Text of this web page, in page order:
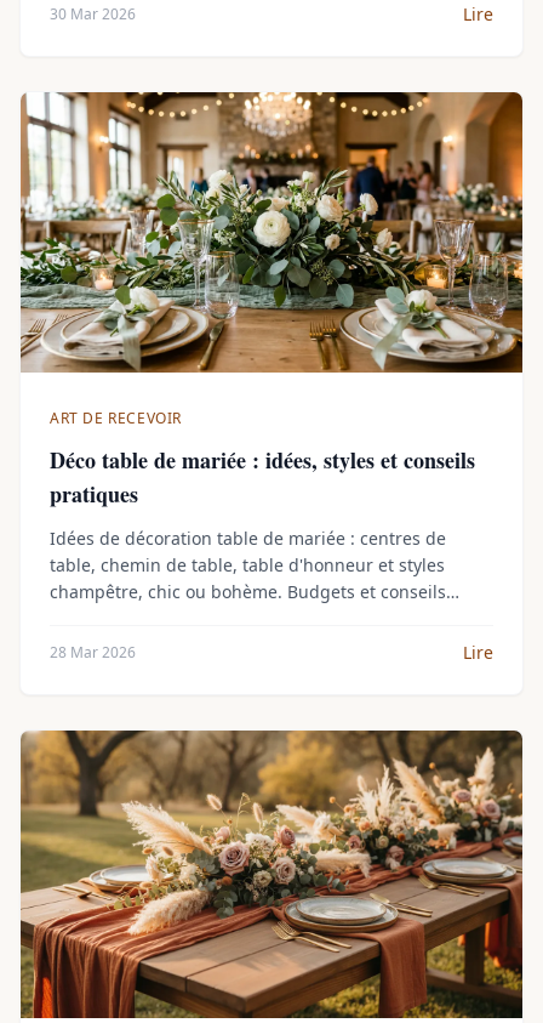
30 Mar 2026 Lire
ART DE RECEVOIR
Déco table de mariée : idées, styles et conseils
pratiques
Idées de décoration table de mariée : centres de
table, chemin de table, table d'honneur et styles
champêtre, chic ou bohème. Budgets et conseils
28 Mar 2026 Lire